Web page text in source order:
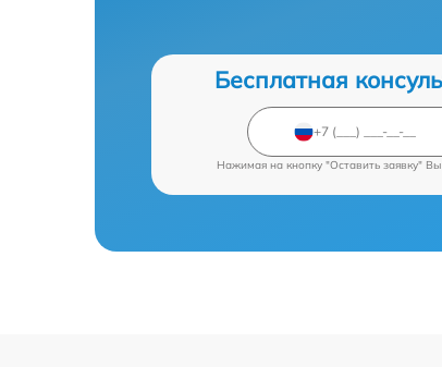
Бесплатная
Нажимая на кнопку "Оставить заявку"